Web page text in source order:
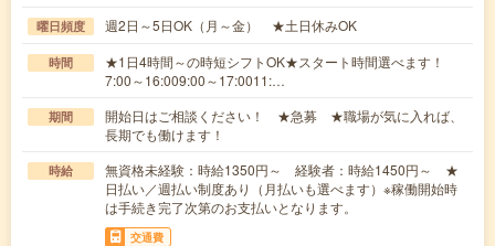
曜日頻度 週2日～5日OK（月～金） ★土日休みOK
時間
★1日4時間～の時短シフトOK★スタート時間選べます！
7:00～16:009:00～17:0011:…
期間
開始日はご相談ください！ ★急募 ★職場が気に入れば、
長期でも働けます！
時給
無資格未経験：時給1350円～ 経験者：時給1450円～ ★
日払い／週払い制度あり（月払いも選べます）※稼働開始時
は手続き完了次第のお支払いとなります。
交通費